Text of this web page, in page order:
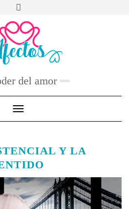
TWITTER
INSTAGRAM
PINTEREST
CONTACTO
del amor
Toggle Navigation
Y LA